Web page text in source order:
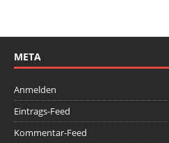
META
Anmelden
Eintrags-Feed
Kommentar-Feed